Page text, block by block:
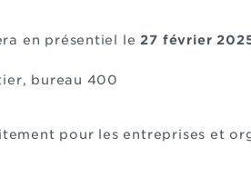
en présentiel le27 février
bureau 400
pour les entreprises et